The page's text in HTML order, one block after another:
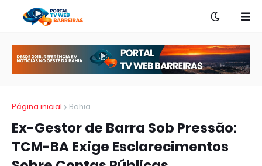
Página inicial Bahia
Ex-Gestor de Barra Sob Pressão:
TCM-BA Exige Esclarecimentos